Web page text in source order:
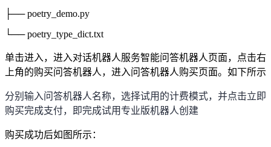
├── poetry_demo.py
└── poetry_type_dict.txt
单击进入， 进入对话机器人服务智能问答机器人页面，点击右
上角的购买问答机器人，进入问答机器人购买页面。 如下所示
分别输入问答机器人名称，选择试用的计费模式，并点击立即
购买完成支付，即完成试用专业版机器人创建
购买成功后如图所示：